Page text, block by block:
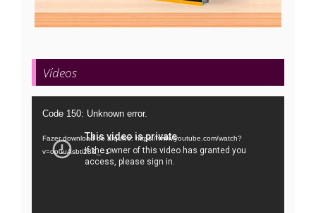
Vídeos
Tocador
vídeo
Code 150: Unknown error.
Fazer download do arquivo: https://www.youtube.com/watch?
v=oo0uAsbti28&_=1